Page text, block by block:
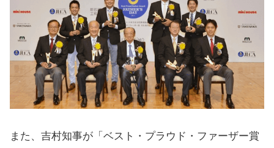
また、吉村知事が「ベスト・プラウド・ファーザー賞